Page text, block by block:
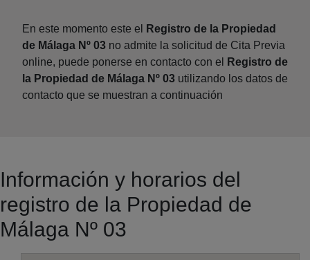
En este momento este el
Registro de la Propiedad
de Málaga Nº 03 no admite la solicitud de Cita Previa
online, puede ponerse en contacto con el
Registro de
la Propiedad de Málaga Nº 03 utilizando los datos de
contacto que se muestran a continuación
Información y horarios del
registro de la Propiedad de
Málaga Nº 03